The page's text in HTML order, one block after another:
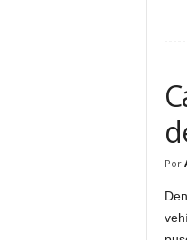
Por